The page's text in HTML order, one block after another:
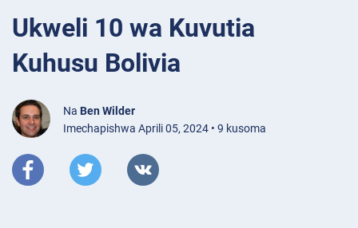
Ukweli 10 wa Kuvutia
Kuhusu Bolivia
Na Ben Wilder
Imechapishwa Aprili 05, 2024 • 9 kusoma